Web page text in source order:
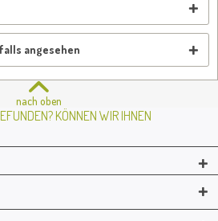
angesehen
nach oben
KÖNNEN WIR IHNEN